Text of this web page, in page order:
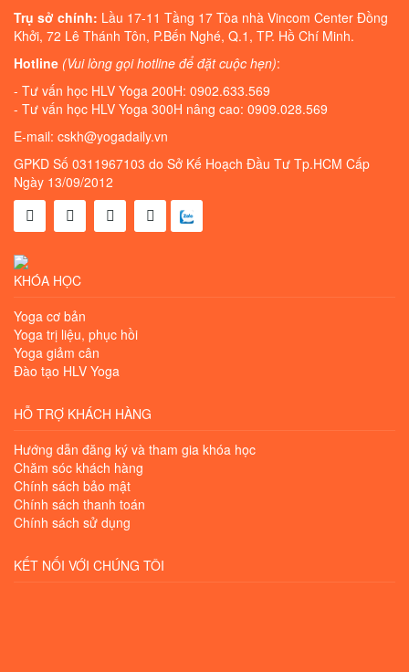
Trụ sở chính: Lầu 17-11 Tầng 17 Tòa nhà Vincom Center Đồng
Khởi, 72 Lê Thánh Tôn, P.Bến Nghé, Q.1, TP. Hồ Chí Minh.
Hotline (Vui lòng gọi hotline để đặt cuộc hẹn):
- Tư vấn học HLV Yoga 200H: 0902.633.569
- Tư vấn học HLV Yoga 300H nâng cao: 0909.028.569
E-mail: cskh@yogadaily.vn
GPKD Số 0311967103 do Sở Kế Hoạch Đầu Tư Tp.HCM Cấp
Ngày 13/09/2012
KHÓA HỌC
Yoga cơ bản
Yoga trị liệu, phục hồi
Yoga giảm cân
Đào tạo HLV Yoga
HỖ TRỢ KHÁCH HÀNG
Hướng dẫn đăng ký và tham gia khóa học
Chăm sóc khách hàng
Chính sách bảo mật
Chính sách thanh toán
Chính sách sử dụng
KẾT NỐI VỚI CHÚNG TÔI